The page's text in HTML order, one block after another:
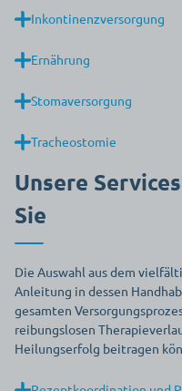
Inkontinenzversorgung
Ernährung
Stomaversorgung
Tracheostomie
Unsere
Sie
Die Auswahl aus dem
Anleitung in dessen
gesamten
reibungslosen
Heilungserfolg beitragen